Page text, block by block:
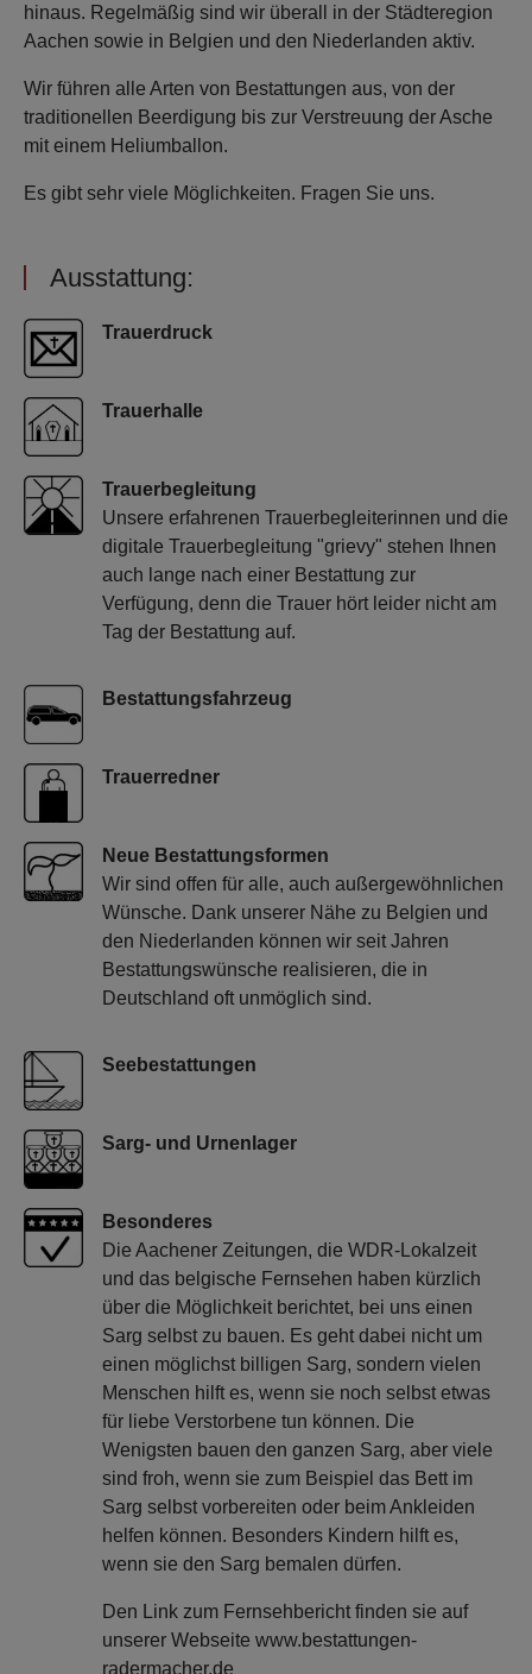
hinaus. Regelmäßig sind wir überall in der Städteregion
Aachen sowie in Belgien und den Niederlanden aktiv.
Wir führen alle Arten von Bestattungen aus, von der
traditionellen Beerdigung bis zur Verstreuung der Asche
mit einem Heliumballon.
Es gibt sehr viele Möglichkeiten. Fragen Sie uns.
Ausstattung:
Trauerdruck
Trauerhalle
Trauerbegleitung
Unsere erfahrenen Trauerbegleiterinnen und die
digitale Trauerbegleitung "grievy" stehen Ihnen
auch lange nach einer Bestattung zur
Verfügung, denn die Trauer hört leider nicht am
Tag der Bestattung auf.
Bestattungsfahrzeug
Trauerredner
Neue Bestattungsformen
Wir sind offen für alle, auch außergewöhnlichen
Wünsche. Dank unserer Nähe zu Belgien und
den Niederlanden können wir seit Jahren
Bestattungswünsche realisieren, die in
Deutschland oft unmöglich sind.
Seebestattungen
Sarg- und Urnenlager
Besonderes
Die Aachener Zeitungen, die WDR-Lokalzeit
und das belgische Fernsehen haben kürzlich
über die Möglichkeit berichtet, bei uns einen
Sarg selbst zu bauen. Es geht dabei nicht um
einen möglichst billigen Sarg, sondern vielen
Menschen hilft es, wenn sie noch selbst etwas
für liebe Verstorbene tun können. Die
Wenigsten bauen den ganzen Sarg, aber viele
sind froh, wenn sie zum Beispiel das Bett im
Sarg selbst vorbereiten oder beim Ankleiden
helfen können. Besonders Kindern hilft es,
wenn sie den Sarg bemalen dürfen.
Den Link zum Fernsehbericht finden sie auf
unserer Webseite www.bestattungen-
radermacher.de